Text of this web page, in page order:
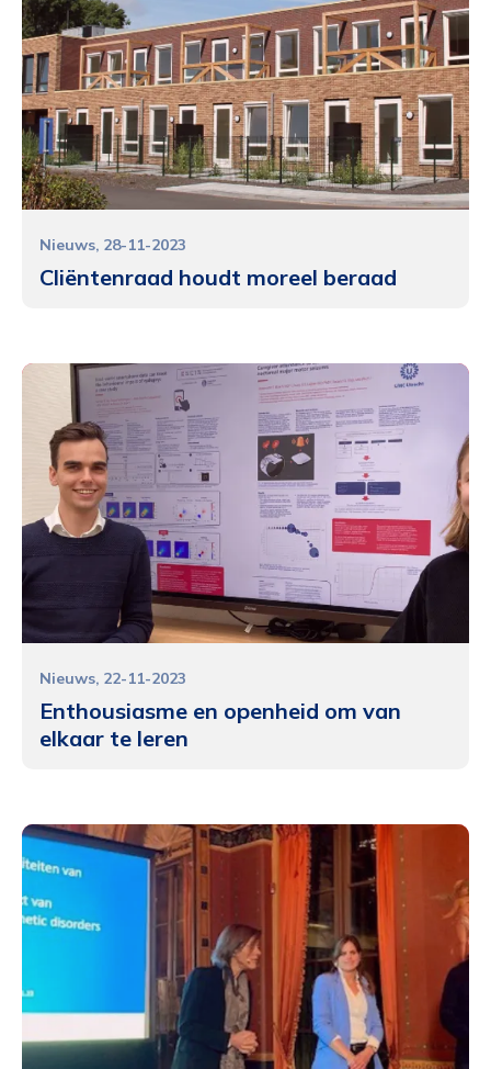
Cliëntenraad houdt moreel beraad
Nieuws 28-11-2023
Enthousiasme en openheid om van
elkaar te leren
Nieuws 22-11-2023